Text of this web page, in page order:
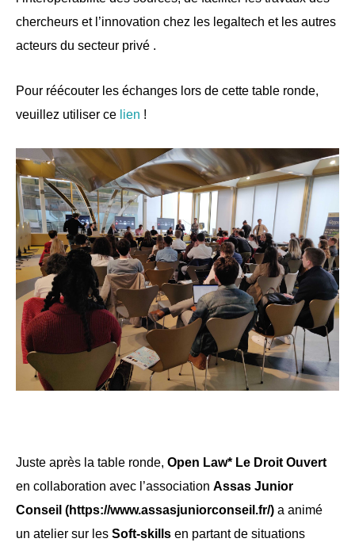
chercheurs et l’innovation chez les legaltech et les autres
acteurs du secteur privé .
Pour réécouter les échanges lors de cette table ronde,
veuillez utiliser ce lien !
Juste après la table ronde,
en collaboration avec l’association Assas Junior
Conseil (https://www.assasjuniorconseil.fr/) a animé
un atelier sur les Soft-skills en partant de situations